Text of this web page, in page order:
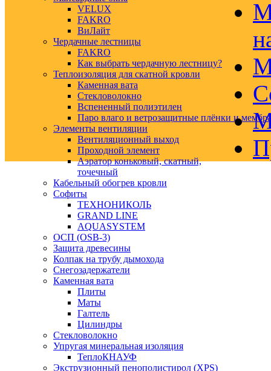
VELUX
FAKRO
ВиЛайт
Чердачные лестницы
FAKRO
Как выбрать чердачную лестницу?
Теплоизоляция для скатной кровли
Каменная вата
Стекловолокно
Вспененный полиэтилен
Паро влаго и ветрозащитные плёнки и
Элементы вентиляции
Вентиляционный выход
Проходной элемент
Аэратор коньковый, скатный,
точечный
Кабельный обогрев кровли
Софиты
ТЕХНОНИКОЛЬ
GRAND LINE
AQUASYSTEM
ОСП (OSB-3)
Защита древесины
Колпак на трубу дымохода
Снегозадержатели
Каменная вата
Плиты
Маты
Галтель
Цилиндры
Стекловолокно
Упругая минеральная изоляция
ТеплоКНАУФ
Экструзионный пенополистирол (XPS)